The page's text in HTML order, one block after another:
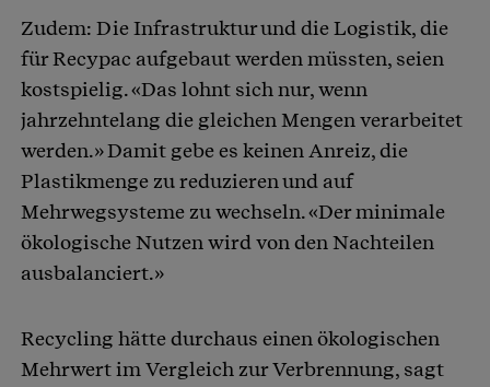
Zudem: Die Infrastruktur und die Logistik, die
für Recypac aufgebaut werden müssten, seien
kostspielig. «Das lohnt sich nur, wenn
jahrzehntelang die gleichen Mengen verarbeitet
werden.» Damit gebe es keinen Anreiz, die
Plastikmenge zu reduzieren und auf
Mehrwegsysteme zu wechseln. «Der minimale
ökologische Nutzen wird von den Nachteilen
ausbalanciert.»
Recycling hätte durchaus einen ökologischen
Mehrwert im Vergleich zur Verbrennung, sagt